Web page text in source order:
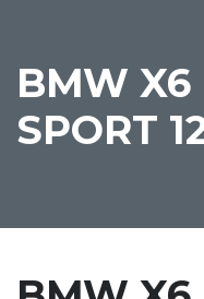
BMW
SPORT